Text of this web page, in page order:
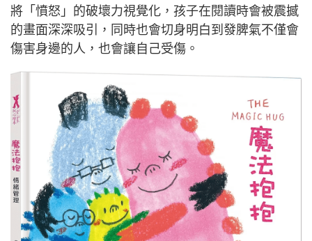
將「憤怒」的破壞力視覺化，孩子在閱讀時會被震撼
的畫面深深吸引，同時也會切身明白到發脾氣不僅會
傷害身邊的人，也會讓自己受傷。